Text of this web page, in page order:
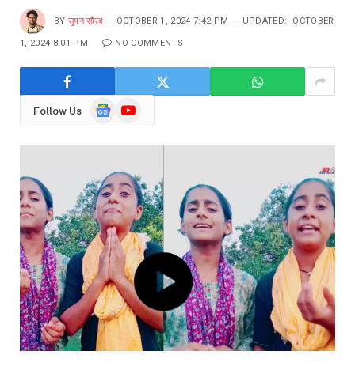
BY सुमन सौरब OCTOBER 1, 2024 7:42 PM UPDATED: OCTOBER
1, 2024 8:01 PM NO COMMENTS
Follow Us
GoogleYouTube